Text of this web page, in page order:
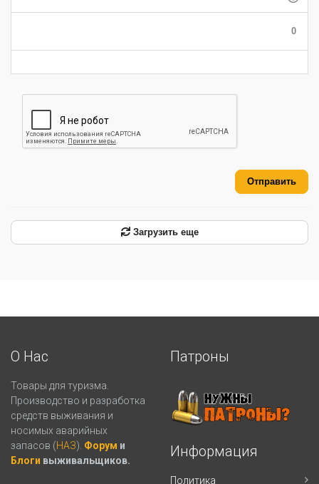
0
Отправить
Загрузить еще
О Нас
Товары для туризма.
Производство и разработка
средств выживания и
носимых аварийных
запасов (НАЗ). Форум и
Блоги выживальщиков.
Патроны
Информация
Политика